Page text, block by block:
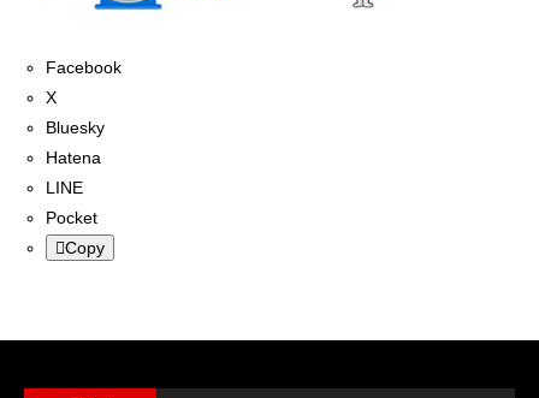
Facebook
X
Bluesky
Hatena
LINE
Pocket
Copy